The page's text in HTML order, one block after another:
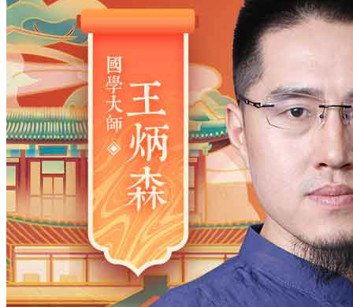
男 女
出生时间
2026年 日18 时19分
年
2028
2027 2026 2025 2024
2023
2022
2021 2020 2019 2018
2015
2014 2013 2012 2011
2009
2008 2007 2006 2005
2003
2002
2001 2000 1999 1998
1997
1995 1994 1993 1991
1990
1989
1988 1987 1986 1985
1984
1983
1982 1981 1980 1979 1978
1977
1976
1975 1974 1973 1972
1971
1969 1968 1967 1966 1965
1964
1963
1962 1961 1960 1959
1958
1957
1956 1955 1953 1952
1951